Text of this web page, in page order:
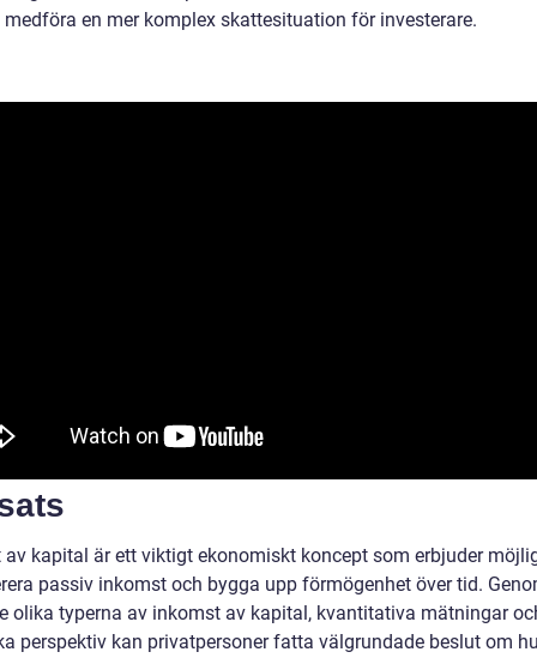
en mer komplex skattesituation för investerare.
av kapital är ett viktigt ekonomiskt koncept som erbjuder
passiv inkomst och bygga upp förmögenhet över tid.
olika typerna av inkomst av kapital, kvantitativa mätningar
perspektiv kan privatpersoner fatta välgrundade beslut om